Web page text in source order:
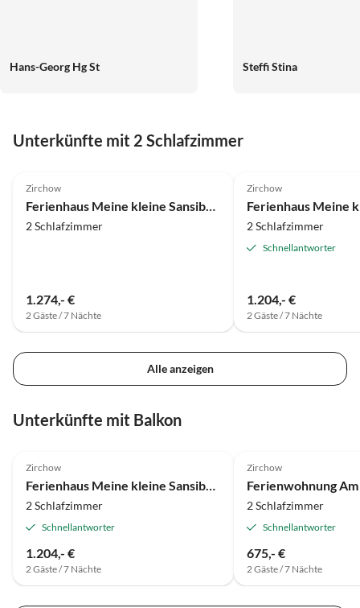
Hans-Georg Hg St Steffi Stina
Unterkünfte mit 2 Schlafzimmer
Zirchow
2 Schlafzimmer
1.274,- €
2 Gäste / 7 Nächte
Zirchow
2 Schlafzimmer
Schnellantworter
1.204,- €
2 Gäste / 7 Nächte
Alle anzeigen
Unterkünfte mit Balkon
Zirchow
Ferienhaus Meine kleine Sansibar 2
2 Schlafzimmer
Schnellantworter
1.204,- €
2 Gäste / 7 Nächte
Zirchow
2 Schlafzimmer
Schnellantworter
675,- €
2 Gäste / 7 Nächte